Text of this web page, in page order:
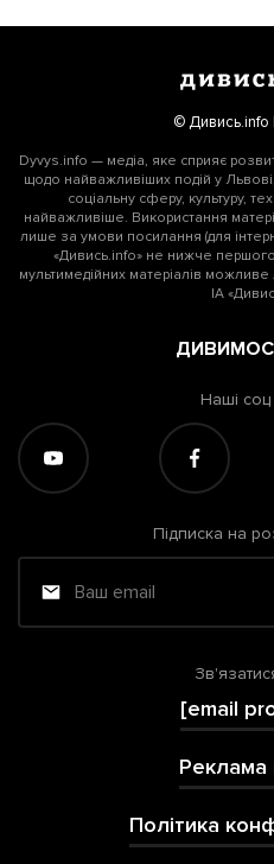
© Дивись.info
Dyvys.info — медіа, яке сприяє
щодо найважливіших подій у Львові,
соціальну сферу, культуру,
найважливіше. Використання
лише за умови посилання (для
«Дивись.info» не нижче
мультимедійних матеріалів
ІА
Наші
Підписка на
[email
Реклама
Політика